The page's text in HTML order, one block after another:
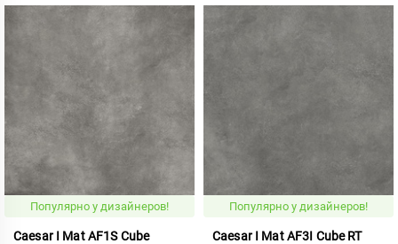
Популярно у дизайнеров!
Caesar I Mat AF1S Cube
Популярно у дизайнеров!
Caesar I Mat AF3I Cube RT